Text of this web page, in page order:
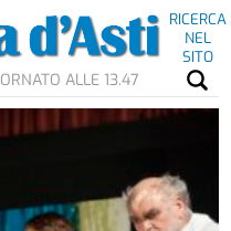
RICERCA
NEL
SITO
ALLE 13.47